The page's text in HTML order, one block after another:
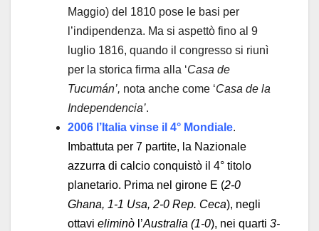
Maggio) del 1810 pose le basi per
l’indipendenza. Ma si aspettò fino al 9
luglio 1816, quando il congresso si riunì
per la storica firma alla ‘Casa de
Tucumán’, nota anche come ‘Casa de la
Independencia’.
2006 l’Italia vinse il 4° Mondiale.
Imbattuta per 7 partite, la Nazionale
azzurra di calcio conquistò il 4° titolo
planetario. Prima nel girone E (2-0
Ghana, 1-1 Usa, 2-0 Rep. Ceca), negli
ottavi eliminò l’Australia (1-0), nei quarti 3-